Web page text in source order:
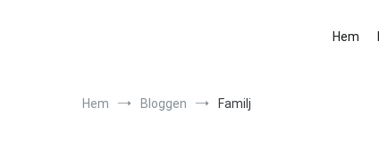
Hem
Hem Bloggen Familj